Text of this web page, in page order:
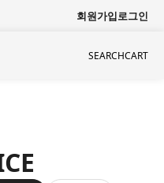
회원가입로그인
SEARCHCART